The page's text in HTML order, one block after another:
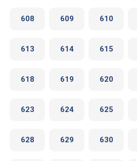
608 609 610
613 614 615
618 619 620
623 624 625
628 629 630